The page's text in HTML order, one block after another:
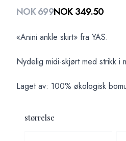
Produktdetaljer
NOK 699NOK 349.50
Description
«Anini ankle skirt» fra YAS.
Nydelig midi-skjørt med strikk i
Laget av: 100% økologisk
størrelse